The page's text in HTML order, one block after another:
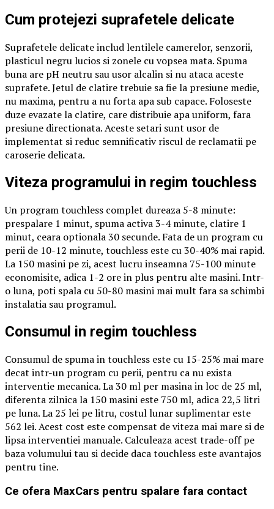
Cum protejezi suprafetele delicate
Suprafetele delicate includ lentilele camerelor, senzorii,
plasticul negru lucios si zonele cu vopsea mata. Spuma
buna are pH neutru sau usor alcalin si nu ataca aceste
suprafete. Jetul de clatire trebuie sa fie la presiune medie,
nu maxima, pentru a nu forta apa sub capace. Foloseste
duze evazate la clatire, care distribuie apa uniform, fara
presiune directionata. Aceste setari sunt usor de
implementat si reduc semnificativ riscul de reclamatii pe
caroserie delicata.
Viteza programului in regim touchless
Un program touchless complet dureaza 5-8 minute:
prespalare 1 minut, spuma activa 3-4 minute, clatire 1
minut, ceara optionala 30 secunde. Fata de un program cu
perii de 10-12 minute, touchless este cu 30-40% mai rapid.
La 150 masini pe zi, acest lucru inseamna 75-100 minute
economisite, adica 1-2 ore in plus pentru alte masini. Intr-
o luna, poti spala cu 50-80 masini mai mult fara sa schimbi
instalatia sau programul.
Consumul in regim touchless
Consumul de spuma in touchless este cu 15-25% mai mare
decat intr-un program cu perii, pentru ca nu exista
interventie mecanica. La 30 ml per masina in loc de 25 ml,
diferenta zilnica la 150 masini este 750 ml, adica 22,5 litri
pe luna. La 25 lei pe litru, costul lunar suplimentar este
562 lei. Acest cost este compensat de viteza mai mare si de
lipsa interventiei manuale. Calculeaza acest trade-off pe
baza volumului tau si decide daca touchless este avantajos
pentru tine.
Ce ofera MaxCars pentru spalare fara contact